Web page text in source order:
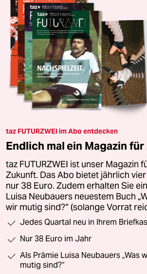
taz FUTURZWEI im Abo entdecken
Endlich mal ein Magazin
taz FUTURZWEI ist unser Magazin
Zukunft. Das Abo bietet jährlich
nur 38 Euro. Zudem erhalten Sie
Luisa Neubauers neuestem Buch
wir mutig sind?“ (solange Vorrat
Jedes Quartal neu in Ihrem
Nur 38 Euro im Jahr
Als Prämie Luisa Neubauers „Was
mutig sind?“